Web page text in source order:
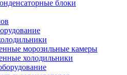
блоки
морозильные камеры
холодильники